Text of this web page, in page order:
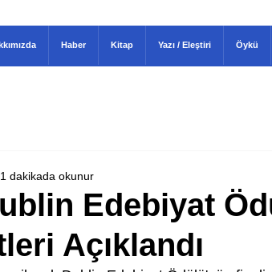
Edebiyat
Açıklandı
1 dakikada okunur
Haber Kitap Yazı / Eleştiri Öykü